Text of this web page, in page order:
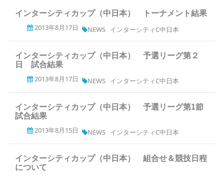
インターシティカップ（中日本） トーナメント結果
2013年8月17日 NEWS インターシティC中日本
インターシティカップ（中日本） 予選リーグ第２
日 試合結果
2013年8月17日 NEWS インターシティC中日本
インターシティカップ（中日本） 予選リーグ第1節
試合結果
2013年8月15日 NEWS インターシティC中日本
インターシティカップ（中日本） 組合せ＆競技日程
について